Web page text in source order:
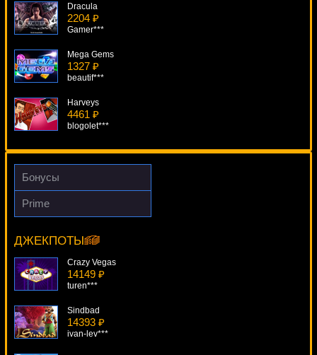
Dracula
2204 ₽
Gamer***
Mega Gems
1327 ₽
beautif***
Harveys
4461 ₽
blogolet***
Flowers
1168 ₽
Spring Break
2533 ₽
alex***
Бонусы
Prime
ДЖЕКПОТЫ
In Bloom
Cteb***
Crazy Vegas
14149 ₽
turen***
Sindbad
14393 ₽
ivan-lev***